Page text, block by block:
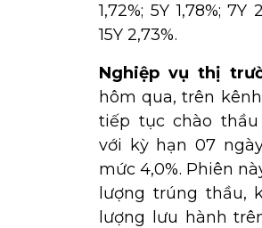
1,72%; 5Y 1,78%; 7Y
15Y 2,73%.
Nghiệp vụ thị
hôm qua, trên
tiếp tục chào
với kỳ hạn 07
mức 4,0%. Phiên
lượng trúng thầu,
lượng lưu hành